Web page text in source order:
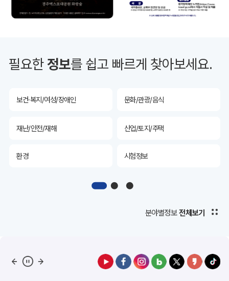
필요한정보를 쉽고 빠르게 찾아보세요.
투자유치 공공데이터&통계
산림 해양/수산
보건·복지/여성/장애인 문화/관광/음식
재난/안전/재해 산업/토지/주택
환경 시험정보
디지털아카이브
공공데이터&통계
산림 해양/수산
분야별정보 전체보기